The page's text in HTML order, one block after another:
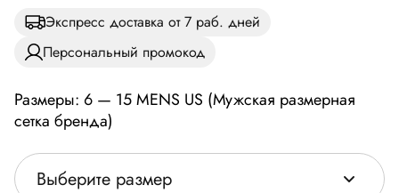
Экспресс доставка от 7 раб. дней
Персональный промокод
Размеры: 6 — 15 MENS US (Мужская размерная
сетка бренда)
Выберите размер